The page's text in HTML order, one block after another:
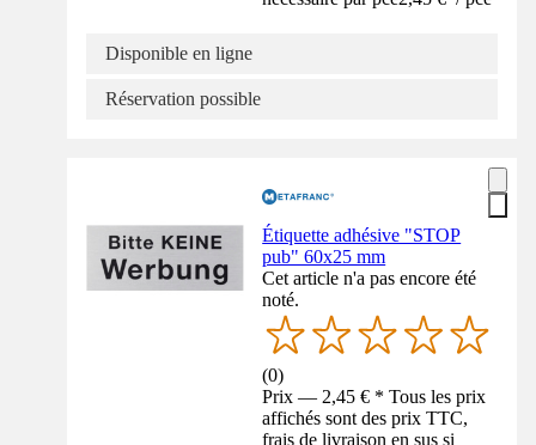
Disponible en ligne
Réservation possible
Étiquette adhésive "STOP
pub" 60x25 mm
Cet article n'a pas encore été
noté.
(0)
Prix — 2,45 € * Tous les prix
affichés sont des prix TTC,
frais de livraison en sus si